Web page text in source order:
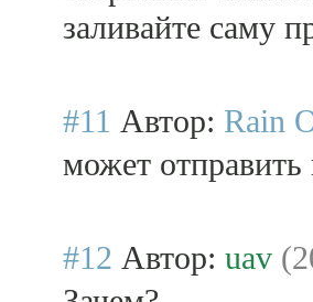
заливайте саму
#11 Автор: Rain
может отправить
#12 Автор: uav